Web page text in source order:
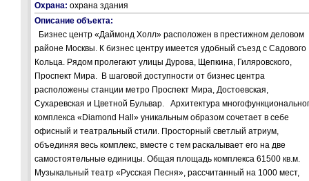
Охрана: охрана здания
Описание объекта:
Бизнес центр «Даймонд Холл» расположен в престижном деловом
районе Москвы. К бизнес центру имеется удобный съезд с Садового
Кольца. Рядом пролегают улицы Дурова, Щепкина, Гиляровского,
Проспект Мира. В шаговой доступности от бизнес центра
расположены станции метро Проспект Мира, Достоевская,
Сухаревская и Цветной Бульвар. Архитектура
комплекса «Diamond Hall» уникальным образом сочетает в себе
офисный и театральный стили. Просторный светлый атриум,
объединяя весь комплекс, вместе с тем раскалывает его на две
самостоятельные единицы. Общая площадь комплекса 61500 кв.м.
Музыкальный театр «Русская Песня», рассчитанный на 1000 мест,